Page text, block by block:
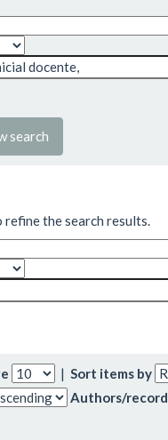
search
the search results.
| Sort items by
Authors/record